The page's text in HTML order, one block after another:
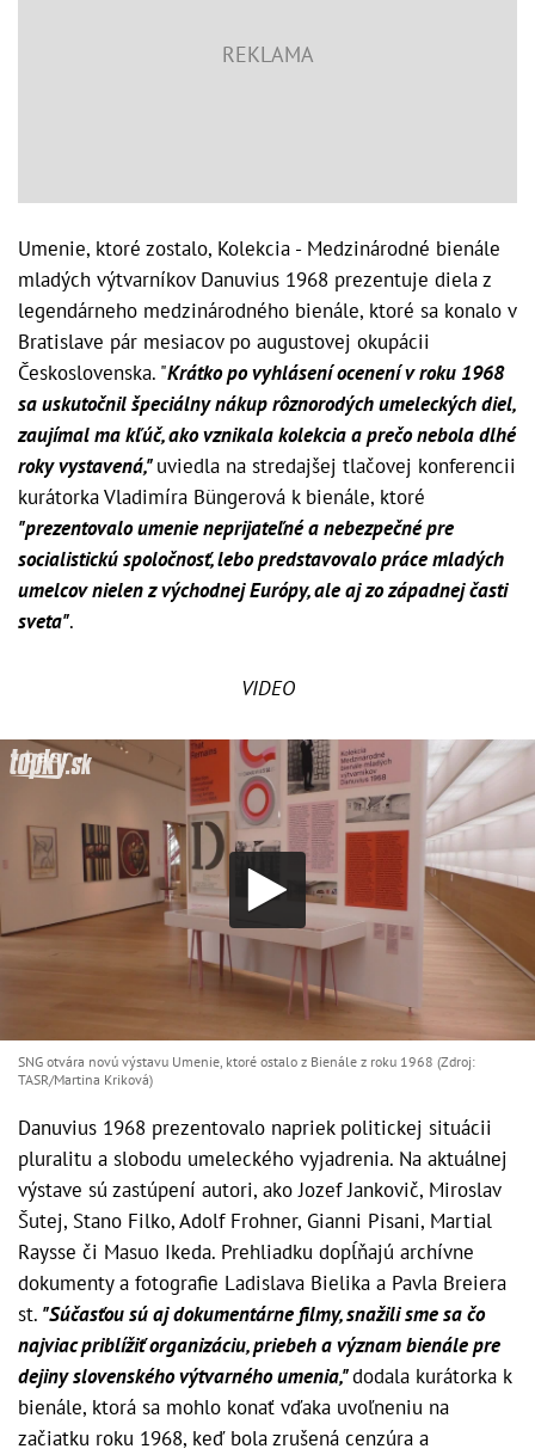
Umenie, ktoré zostalo, Kolekcia - Medzinárodné bienále
mladých výtvarníkov Danuvius 1968 prezentuje diela z
legendárneho medzinárodného bienále, ktoré sa konalo v
Bratislave pár mesiacov po augustovej okupácii
Československa. "Krátko po vyhlásení ocenení v roku 1968
sa uskutočnil špeciálny nákup rôznorodých umeleckých diel,
zaujímal ma kľúč, ako vznikala kolekcia a prečo nebola dlhé
roky vystavená,"uviedla na stredajšej tlačovej konferencii
kurátorka Vladimíra Büngerová k bienále, ktoré
"prezentovalo umenie neprijateľné a nebezpečné pre
socialistickú spoločnosť, lebo predstavovalo práce mladých
umelcov nielen z východnej Európy, ale aj zo západnej časti
sveta".
VIDEO
SNG otvára novú výstavu Umenie, ktoré ostalo z Bienále z roku 1968 (Zdroj:
TASR/Martina Kriková)
Danuvius 1968 prezentovalo napriek politickej situácii
pluralitu a slobodu umeleckého vyjadrenia. Na aktuálnej
výstave sú zastúpení autori, ako Jozef Jankovič, Miroslav
Šutej, Stano Filko, Adolf Frohner, Gianni Pisani, Martial
Raysse či Masuo Ikeda. Prehliadku dopĺňajú archívne
dokumenty a fotografie Ladislava Bielika a Pavla Breiera
st. "Súčasťou sú aj dokumentárne filmy, snažili sme sa čo
najviac priblížiť organizáciu, priebeh a význam bienále pre
dejiny slovenského výtvarného umenia,"dodala kurátorka k
bienále, ktorá sa mohlo konať vďaka uvoľneniu na
začiatku roku 1968, keď bola zrušená cenzúra a